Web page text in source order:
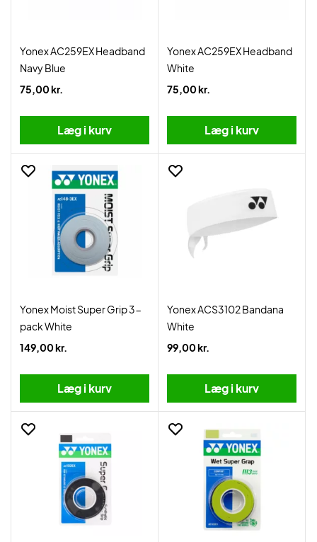
Yonex AC259EX Headband
Navy Blue
75,00 kr.
Læg i kurv
Yonex AC259EX Headband
White
75,00 kr.
Læg i kurv
Yonex Moist Super Grip 3-
pack White
149,00 kr.
Læg i kurv
Yonex ACS3102 Bandana
White
99,00 kr.
Læg i kurv